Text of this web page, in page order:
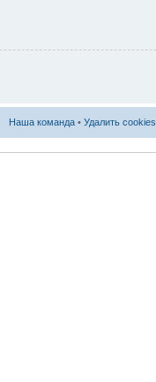
Наша команда • Удалить